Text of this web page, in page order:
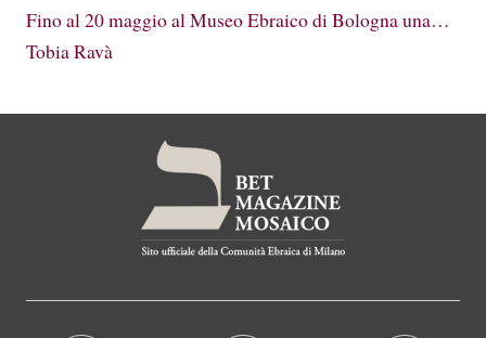
Fino al 20 maggio al Museo Ebraico di Bologna una…
Tobia Ravà